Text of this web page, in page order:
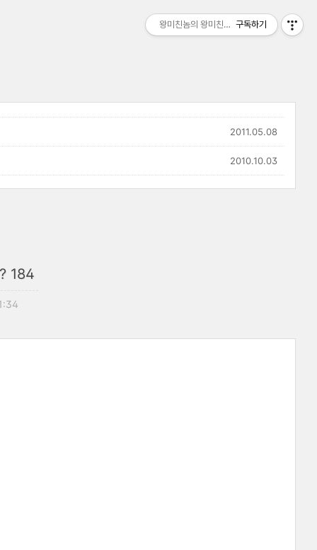
2011.05.08
2010.10.03
184
왕미친놈의 왕미친세상구독하기